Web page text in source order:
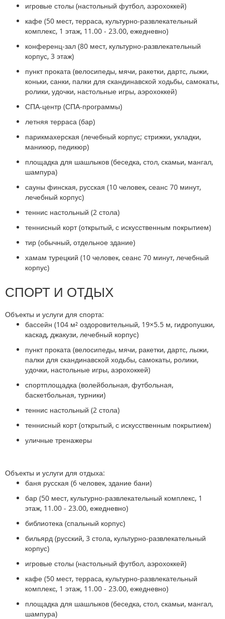
игровые столы (настольный футбол, аэрохоккей)
кафе (50 мест, терраса, культурно-развлекательный
комплекс, 1 этаж, 11.00 - 23.00, ежедневно)
конференц-зал (80 мест, культурно-развлекательный
корпус, 3 этаж)
пункт проката (велосипеды, мячи, ракетки, дартс, лыжи,
коньки, санки, палки для скандинавской ходьбы, самокаты,
ролики, удочки, настольные игры, аэрохоккей)
СПА-центр (СПА-программы)
летняя терраса (бар)
парикмахерская (лечебный корпус; стрижки, укладки,
маникюр, педикюр)
площадка для шашлыков (беседка, стол, скамьи, мангал,
шампура)
сауны финская, русская (10 человек, сеанс 70 минут,
лечебный корпус)
теннис настольный (2 стола)
теннисный корт (открытый, с искусственным покрытием)
тир (обычный, отдельное здание)
хамам турецкий (10 человек, сеанс 70 минут, лечебный
корпус)
СПОРТ И ОТДЫХ
Объекты и услуги для спорта:
бассейн (104 м² оздоровительный, 19×5.5 м, гидропушки,
каскад, джакузи, лечебный корпус)
пункт проката (велосипеды, мячи, ракетки, дартс, лыжи,
палки для скандинавской ходьбы, самокаты, ролики,
удочки, настольные игры, аэрохоккей)
спортплощадка (волейбольная, футбольная,
баскетбольная, турники)
теннис настольный (2 стола)
теннисный корт (открытый, с искусственным покрытием)
уличные тренажеры
Объекты и услуги для отдыха:
баня русская (6 человек, здание бани)
бар (50 мест, культурно-развлекательный комплекс, 1
этаж, 11.00 - 23.00, ежедневно)
библиотека (спальный корпус)
бильярд (русский, 3 стола, культурно-развлекательный
корпус)
игровые столы (настольный футбол, аэрохоккей)
кафе (50 мест, терраса, культурно-развлекательный
комплекс, 1 этаж, 11.00 - 23.00, ежедневно)
площадка для шашлыков (беседка, стол, скамьи, мангал,
шампура)